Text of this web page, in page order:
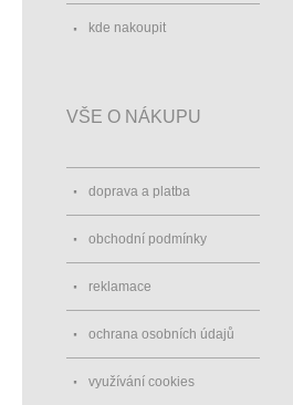
kde nakoupit
VŠE O NÁKUPU
doprava a platba
obchodní podmínky
reklamace
ochrana osobních údajů
využívání cookies